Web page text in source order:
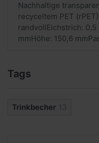
Nachhaltige
recyceltem PET
randvollEichstrich:
mmHöhe: 150,6
Tags
Trinkbecher 13